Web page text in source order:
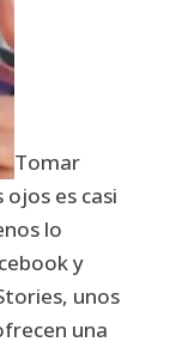
Tomar
es casi
lo
y
unos
una